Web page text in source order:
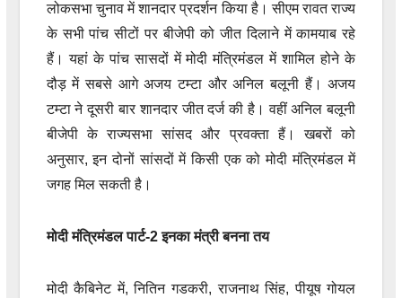
लोकसभा चुनाव में शानदार प्रदर्शन किया है। सीएम रावत राज्य
के सभी पांच सीटों पर बीजेपी को जीत दिलाने में कामयाब रहे
हैं। यहां के पांच सासदों में मोदी मंत्रिमंडल में शामिल होने के
दौड़ में सबसे आगे अजय टम्टा और अनिल बलूनी हैं। अजय
टम्टा ने दूसरी बार शानदार जीत दर्ज की है। वहीं अनिल बलूनी
बीजेपी के राज्यसभा सांसद और प्रवक्ता हैं। खबरों को
अनुसार, इन दोनों सांसदों में किसी एक को मोदी मंत्रिमंडल में
जगह मिल सकती है।
मोदी मंत्रिमंडल पार्ट-2 इनका मंत्री बनना तय
मोदी कैबिनेट में, नितिन गडकरी, राजनाथ सिंह, पीयूष गोयल